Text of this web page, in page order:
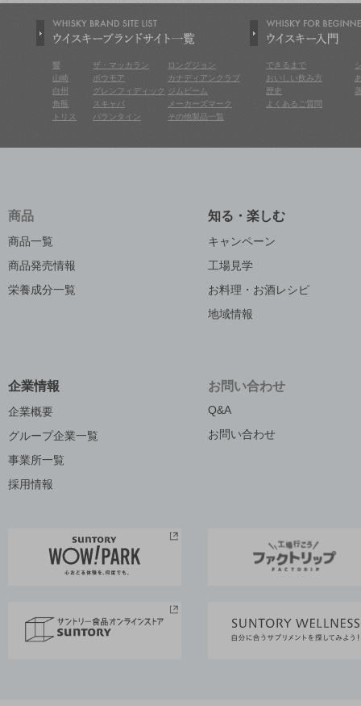
響
山崎
白州
角瓶
トリス
ザ・マッカラン
ボウモア
グレンフィディック
スキャパ
バランタイン
ロングジョン
カナディアンクラブ
ジムビーム
メーカーズマーク
その他製品一覧
できるまで
おいしい飲み方
歴史
よくあるご質問
商品
商品一覧
商品発売情報
栄養成分一覧
知る・楽しむ
キャンペーン
工場見学
お料理・お酒レシピ
地域情報
企業情報
企業概要
グループ企業一覧
事業所一覧
採用情報
お問い合わせ
Q&A
お問い合わせ